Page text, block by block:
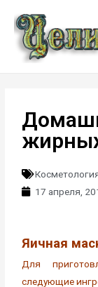
17 апреля,
Яичная
Для
следующие